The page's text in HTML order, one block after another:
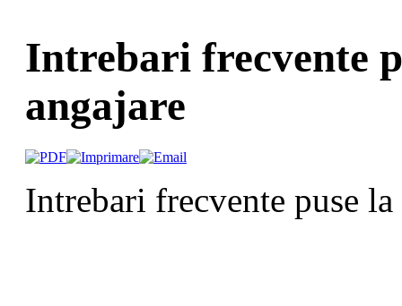
Intrebari frecvente
angajare
Intrebari frecvente puse